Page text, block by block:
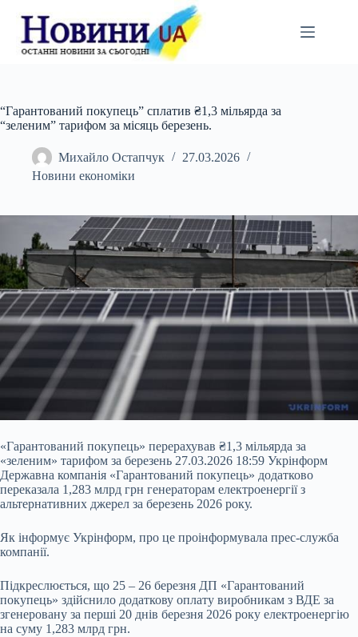
вмісту
“Гарантований покупець” сплатив ₴1,3 мільярда за
“зеленим” тарифом за місяць березень.
Михайло Остапчук
27.03.2026
Новини економіки
«Гарантований покупець» перерахував ₴1,3 мільярда за
«зеленим» тарифом за березень 27.03.2026 18:59 Укрінформ
Державна компанія «Гарантований покупець» додатково
переказала 1,283 млрд грн генераторам електроенергії з
альтернативних джерел за березень 2026 року.
Як інформує Укрінформ, про це проінформувала прес-служба
компанії.
Підкреслюється, що 25 – 26 березня ДП «Гарантований
покупець» здійснило додаткову оплату виробникам з ВДЕ за
згенеровану за перші 20 днів березня 2026 року електроенергію
на суму 1,283 млрд грн.